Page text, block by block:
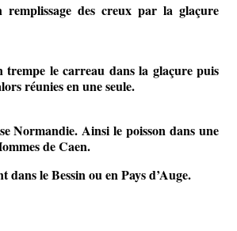
remplissage des creux par la glaçure
trempe le carreau dans la glaçure puis
réunies en une seule.
Normandie. Ainsi le poisson dans une
de Caen.
le Bessin ou en Pays d’Auge.